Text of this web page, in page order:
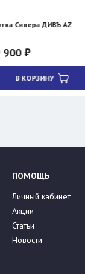
ДИВЪ AZ
ПОМОЩЬ
Личный кабинет
Акции
Статьи
Новости